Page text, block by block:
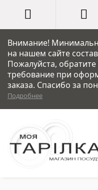
Внимание!
на нашем сайте
Пожалуйста,
требование при
заказа. Спасибо за
Подробнее